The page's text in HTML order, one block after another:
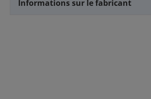
Informations sur le fabricant